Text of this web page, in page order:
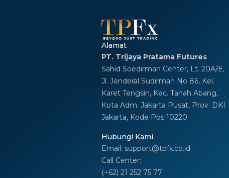
Alamat
PT. Trijaya Pratama Futures
Sahid Soedirman Center, Lt. 20A/E,
Jl. Jenderal Sudirman No 86, Kel.
Karet Tengsin, Kec. Tanah Abang,
Kota Adm. Jakarta Pusat, Prov. DKI
Jakarta, Kode Pos 10220
Hubungi Kami
Email: support@tpfx.co.id
Call Center:
(+62) 21 252 75 77